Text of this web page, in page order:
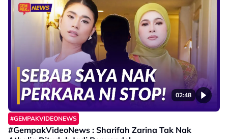
02:48
#GEMPAKVIDEONEWS
#GempakVideoNews : Sharifah Zarina Tak Nak